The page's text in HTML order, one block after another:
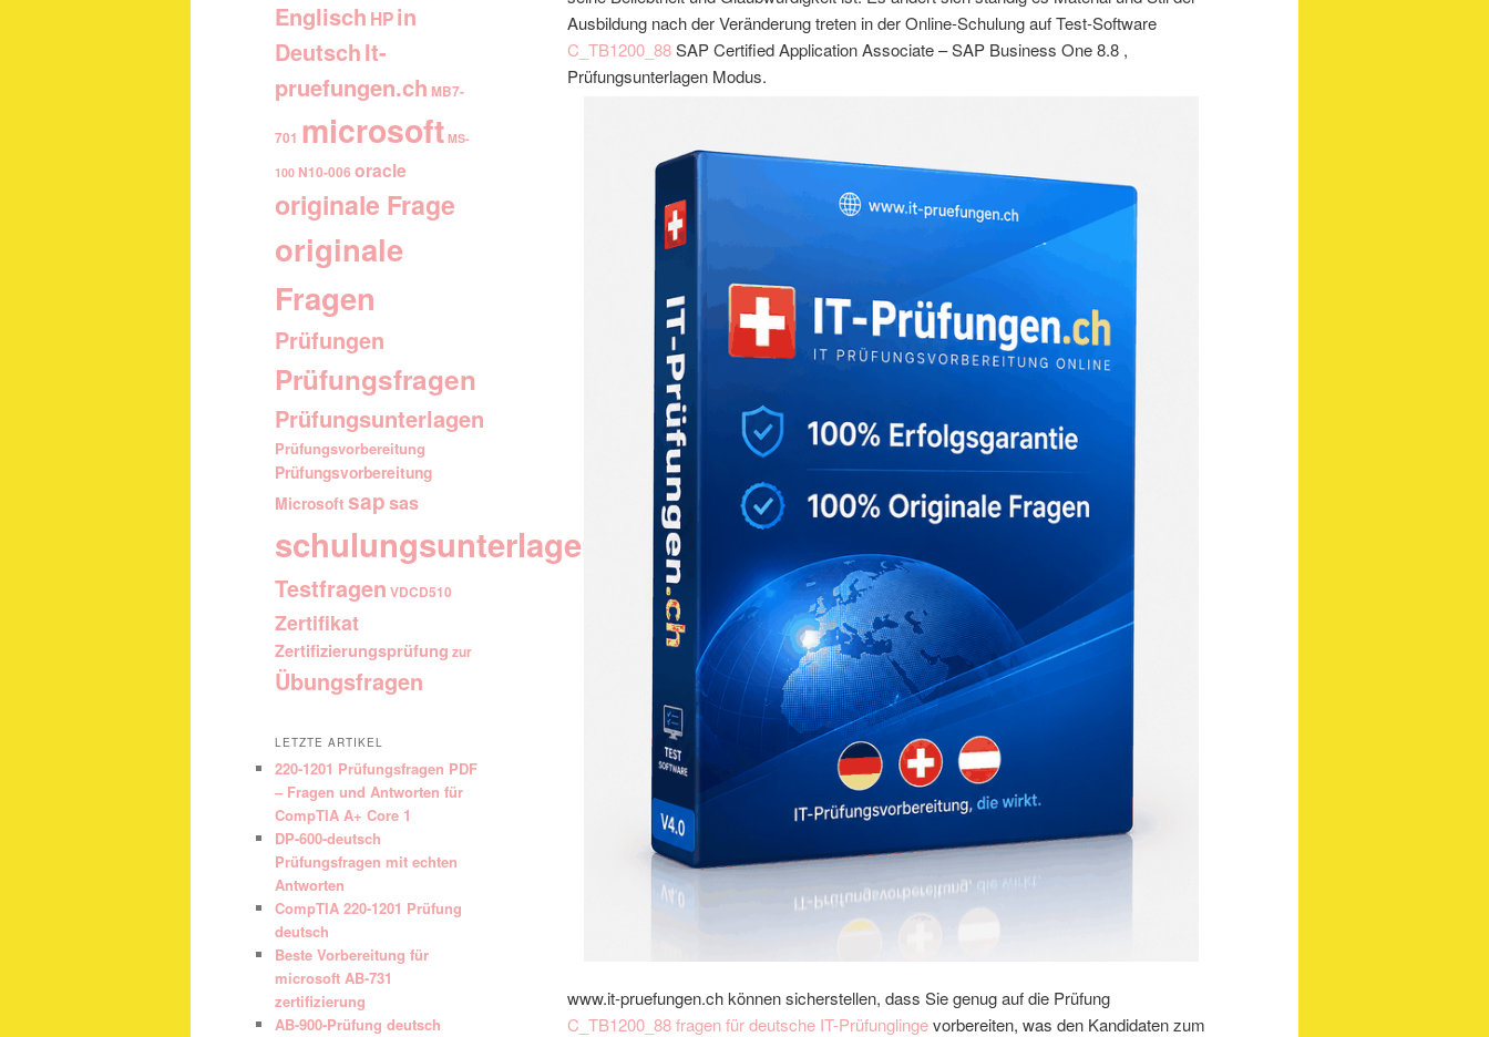
Ausbildung nach der Veränderung treten in der Online-Schulung auf Test-Software
C_TB1200_88SAP Certified Application Associate – SAP Business One 8.8 ,
Prüfungsunterlagen Modus.
www.it-pruefungen.ch können sicherstellen, dass Sie genug auf die Prüfung
C_TB1200_88 fragen für deutsche IT-Prüfunglingevorbereiten, was den Kandidaten zum
Englisch HPin
DeutschIt-
pruefungen.ch MB7-
701 microsoft MS-
100 N10-006 oracle
originale Frage
originale
Fragen
Prüfungen
Prüfungsfragen
Prüfungsunterlagen
Prüfungsvorbereitung
Prüfungsvorbereitung
Microsoft sapsas
schulungsunterlagen
Testfragen VDCD510
Zertifikat
Zertifizierungsprüfung zur
Übungsfragen
LETZTE ARTIKEL
220-1201 Prüfungsfragen PDF
– Fragen und Antworten für
CompTIA A+ Core 1
DP-600-deutsch
Prüfungsfragen mit echten
Antworten
CompTIA 220-1201 Prüfung
deutsch
Beste Vorbereitung für
microsoft AB-731
zertifizierung
AB-900-Prüfung deutsch